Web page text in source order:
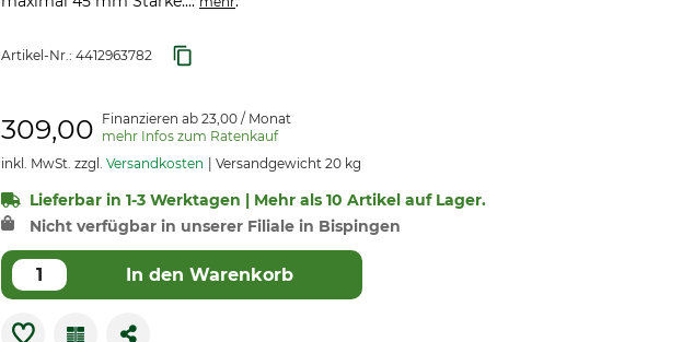
Artikel-Nr.: 4412963782
309,00 Finanzieren ab 23,00 / Monat
mehr Infos zum Ratenkauf
inkl. MwSt. zzgl. Versandkosten Versandgewicht 20 kg
Lieferbar in 1-3 Werktagen | Mehr als 10 Artikel auf Lager.
Nicht verfügbar in unserer Filiale in Bispingen
In den Warenkorb